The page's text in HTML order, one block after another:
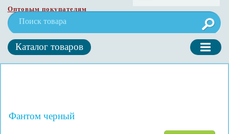
Оптовым покупателям
Каталог товаров
Фантом черный